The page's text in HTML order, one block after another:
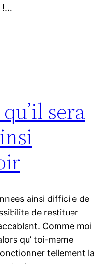
!…
sera
ainsi difficile de
de restituer
Comme moi
qu’ toi-meme
tellement la